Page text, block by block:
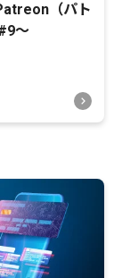
（パト
〜